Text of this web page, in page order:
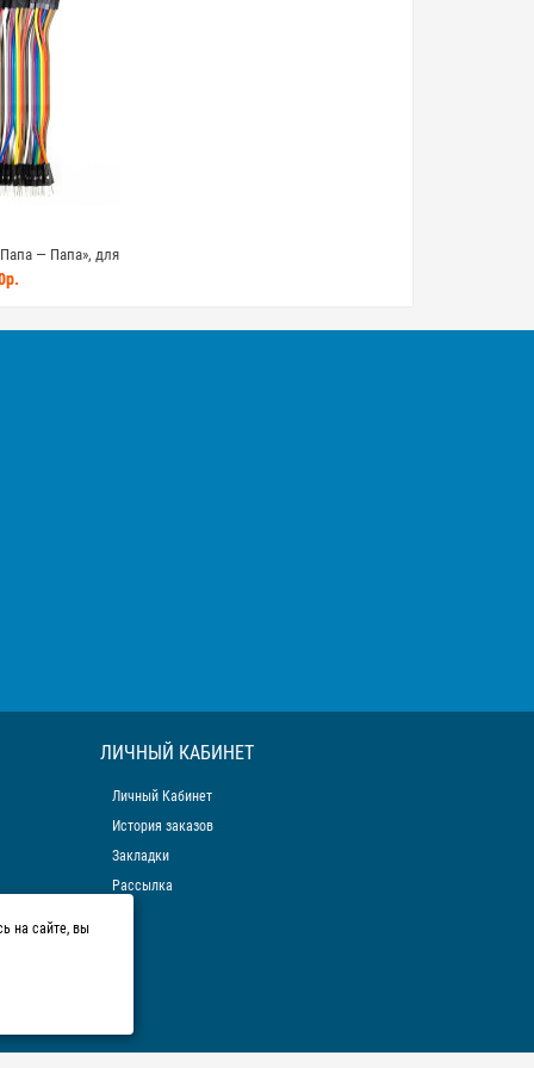
— Папа», для
20см
ЛИЧНЫЙ КАБИНЕТ
Личный Кабинет
История заказов
Закладки
Рассылка
на сайте, вы